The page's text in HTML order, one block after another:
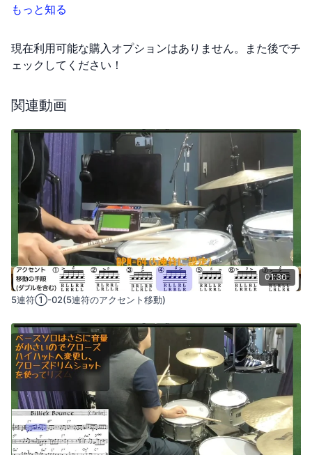
もっと知る
現在利用可能な購入オプションはありません。また後でチ
ェックしてください！
関連動画
01:30
5連符①-02(5連符のアクセント移動)